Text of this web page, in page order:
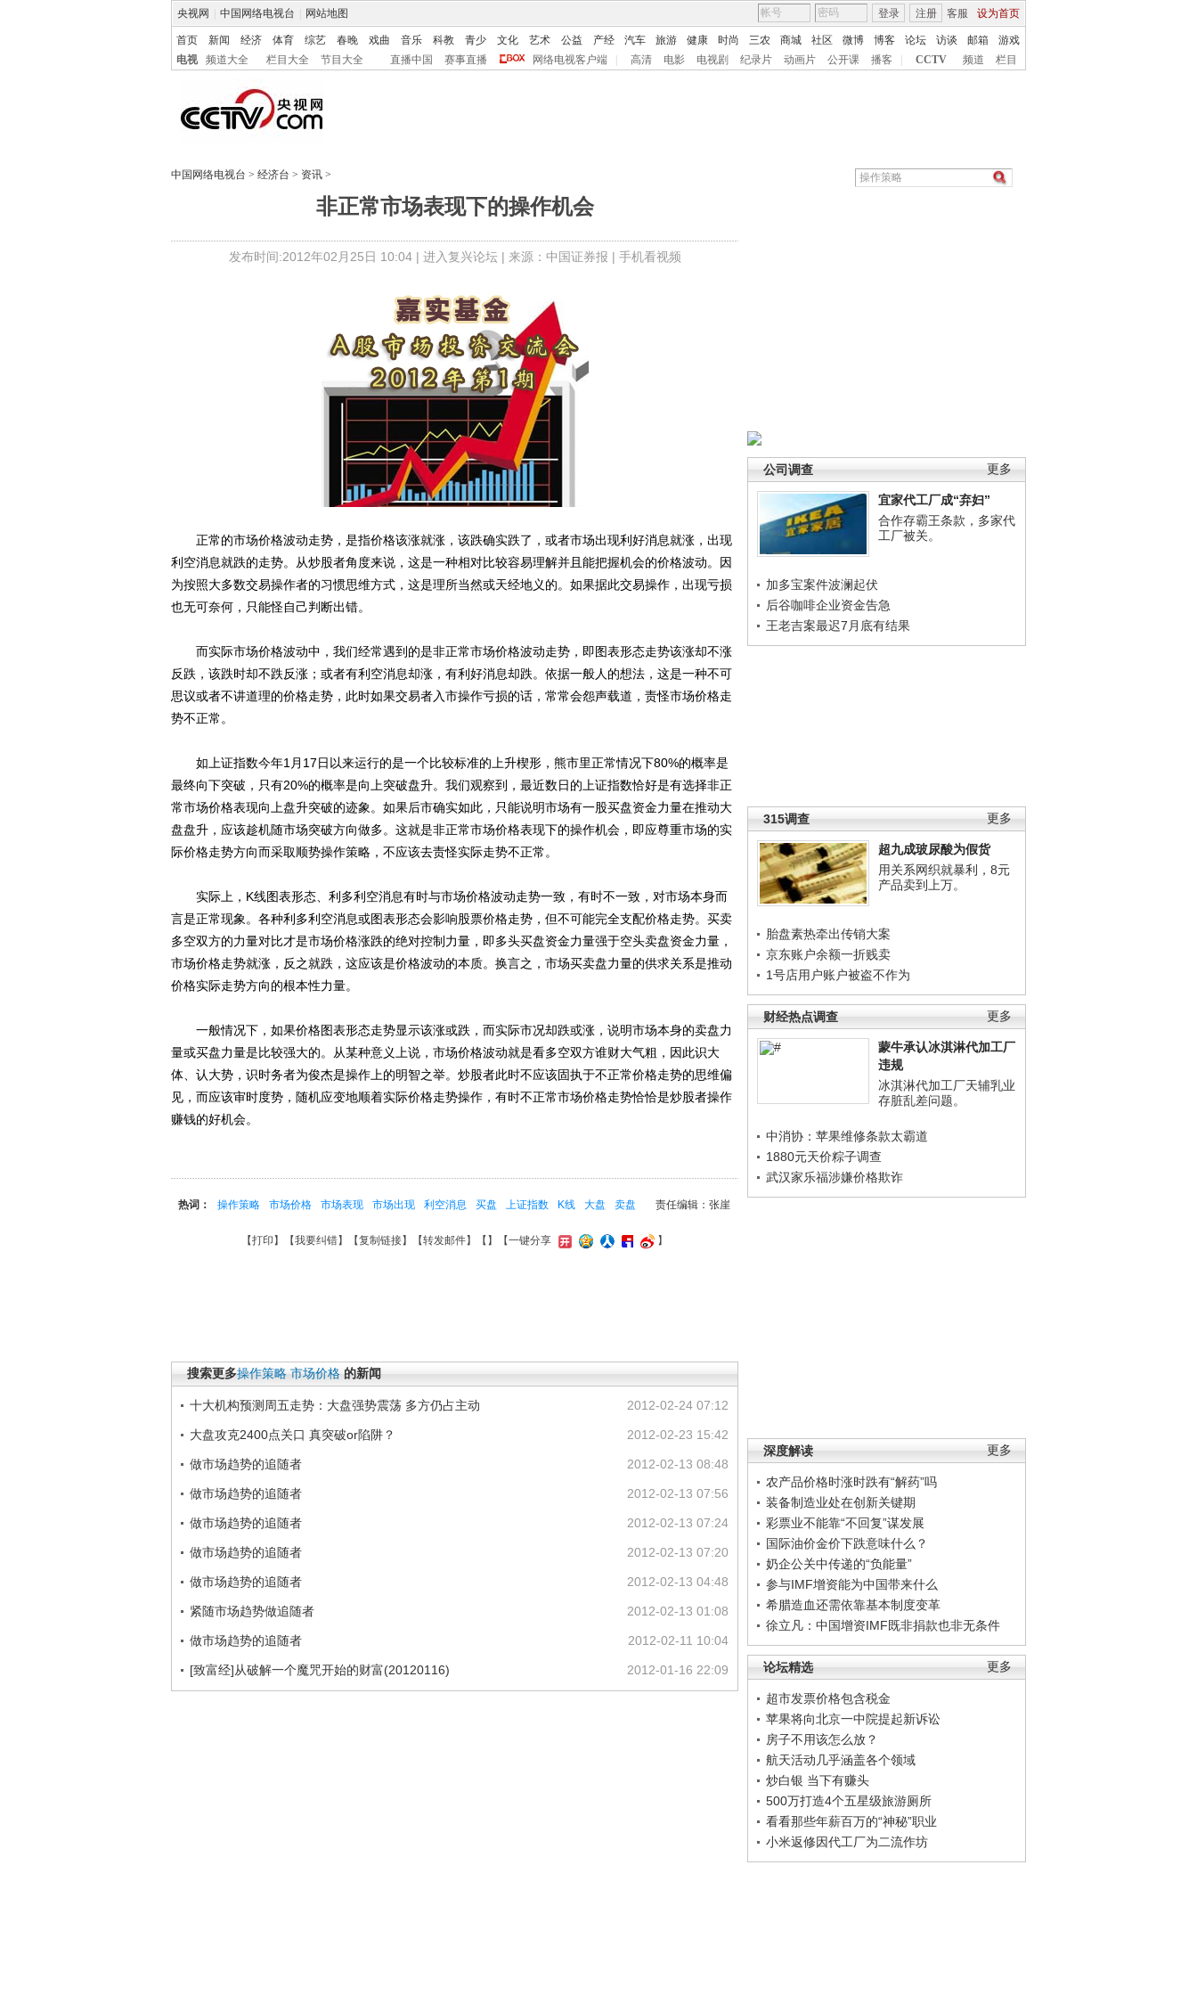
央视网 中国网络电视台 网站地图 客服 设为首页
登录 注册
首页 新闻 经济 体育 综艺 春晚 戏曲 音乐 科教 青少 文化 艺术 公益 产经 汽车 旅游 健康 时尚 三农 商城 社区 微博 博客 论坛 访谈 邮箱
游戏
电视
频道大全 栏目大全 节目大全 直播中国 赛事直播 网络电视客户端 高清 电影 电视剧 纪录片 动画片 公开课 播客 CCTV 频道 栏目
中国网络电视台 > 经济台 > 资讯 >
非正常市场表现下的操作机会
发布时间:2012年02月25日 10:04 | 进入复兴论坛| 来源：中国证券报 | 手机看视频
更多
公司调查
宜家代工厂成“弃妇”
合作存霸王条款，多家代
工厂被关。
加多宝案件波澜起伏
后谷咖啡企业资金告急
王老吉案最迟7月底有结果
更多
315调查
超九成玻尿酸为假货
用关系网织就暴利，8元
产品卖到上万。
胎盘素热牵出传销大案
京东账户余额一折贱卖
1号店用户账户被盗不作为
更多
财经热点调查
蒙牛承认冰淇淋代加工厂
违规
冰淇淋代加工厂天辅乳业
存脏乱差问题。
中消协：苹果维修条款太霸道
1880元天价粽子调查
武汉家乐福涉嫌价格欺诈
更多
深度解读
农产品价格时涨时跌有“解药”吗
装备制造业处在创新关键期
彩票业不能靠“不回复”谋发展
国际油价金价下跌意味什么？
奶企公关中传递的“负能量”
参与IMF增资能为中国带来什么
希腊造血还需依靠基本制度变革
徐立凡：中国增资IMF既非捐款也非无条件
更多
论坛精选
超市发票价格包含税金
苹果将向北京一中院提起新诉讼
房子不用该怎么放？
航天活动几乎涵盖各个领域
炒白银 当下有赚头
500万打造4个五星级旅游厕所
看看那些年薪百万的“神秘”职业
小米返修因代工厂为二流作坊
正常的市场价格波动走势，是指价格该涨就涨，该跌确实跌了，或者市场出现利好消息就涨，出现
利空消息就跌的走势。从炒股者角度来说，这是一种相对比较容易理解并且能把握机会的价格波动。因
为按照大多数交易操作者的习惯思维方式，这是理所当然或天经地义的。如果据此交易操作，出现亏损
也无可奈何，只能怪自己判断出错。
而实际市场价格波动中，我们经常遇到的是非正常市场价格波动走势，即图表形态走势该涨却不涨
反跌，该跌时却不跌反涨；或者有利空消息却涨，有利好消息却跌。依据一般人的想法，这是一种不可
思议或者不讲道理的价格走势，此时如果交易者入市操作亏损的话，常常会怨声载道，责怪市场价格走
势不正常。
如上证指数今年1月17日以来运行的是一个比较标准的上升楔形，熊市里正常情况下80%的概率是
最终向下突破，只有20%的概率是向上突破盘升。我们观察到，最近数日的上证指数恰好是有选择非正
常市场价格表现向上盘升突破的迹象。如果后市确实如此，只能说明市场有一股买盘资金力量在推动大
盘盘升，应该趁机随市场突破方向做多。这就是非正常市场价格表现下的操作机会，即应尊重市场的实
际价格走势方向而采取顺势操作策略，不应该去责怪实际走势不正常。
实际上，K线图表形态、利多利空消息有时与市场价格波动走势一致，有时不一致，对市场本身而
言是正常现象。各种利多利空消息或图表形态会影响股票价格走势，但不可能完全支配价格走势。买卖
多空双方的力量对比才是市场价格涨跌的绝对控制力量，即多头买盘资金力量强于空头卖盘资金力量，
市场价格走势就涨，反之就跌，这应该是价格波动的本质。换言之，市场买卖盘力量的供求关系是推动
价格实际走势方向的根本性力量。
一般情况下，如果价格图表形态走势显示该涨或跌，而实际市况却跌或涨，说明市场本身的卖盘力
量或买盘力量是比较强大的。从某种意义上说，市场价格波动就是看多空双方谁财大气粗，因此识大
体、认大势，识时务者为俊杰是操作上的明智之举。炒股者此时不应该固执于不正常价格走势的思维偏
见，而应该审时度势，随机应变地顺着实际价格走势操作，有时不正常市场价格走势恰恰是炒股者操作
赚钱的好机会。
责任编辑：张崖
热词： 操作策略 市场价格 市场表现 市场出现 利空消息 买盘 上证指数 K线 大盘 卖盘
【打印 】【我要纠错】【复制链接】【转发邮件】【 】 【一键分享 】
搜索更多操作策略 市场价格 的新闻
2012-02-24 07:12
十大机构预测周五走势：大盘强势震荡 多方仍占主动
2012-02-23 15:42
大盘攻克2400点关口 真突破or陷阱？
2012-02-13 08:48
做市场趋势的追随者
2012-02-13 07:56
做市场趋势的追随者
2012-02-13 07:24
做市场趋势的追随者
2012-02-13 07:20
做市场趋势的追随者
2012-02-13 04:48
做市场趋势的追随者
2012-02-13 01:08
紧随市场趋势做追随者
2012-02-11 10:04
做市场趋势的追随者
2012-01-16 22:09
[致富经]从破解一个魔咒开始的财富(20120116)